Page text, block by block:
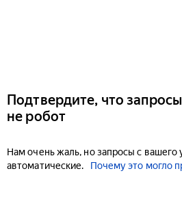
Подтвердите, что
не робот
Нам очень жаль, но запросы с вашего
автоматические.
Почему это могло